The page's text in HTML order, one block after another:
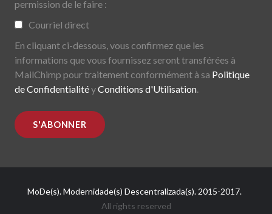
permission de le faire :
Courriel direct
En cliquant ci-dessous, vous confirmez que les
informations que vous fournissez seront transférées à
MailChimp pour traitement conformément à sa Politique
de ConfidentialitéyConditions d'Utilisation.
MoDe(s). Modernidade(s) Descentralizada(s). 2015-2017.
All rights reserved